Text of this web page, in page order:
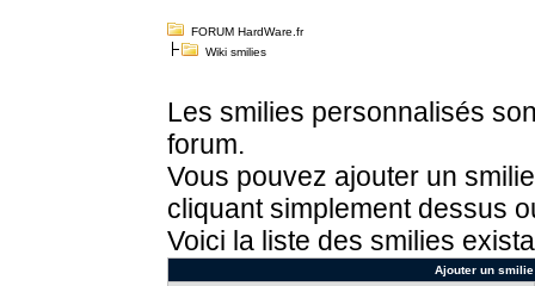
FORUM HardWare.fr
Wiki smilies
Les smilies personnalisés
forum.
Vous pouvez ajouter un
cliquant simplement dessus
Voici la liste des smilies
Ajouter un